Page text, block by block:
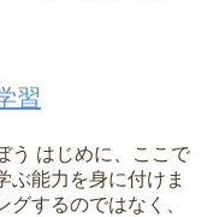
習
う はじめに、ここで
ぶ能力を身に付けま
するのではなく、